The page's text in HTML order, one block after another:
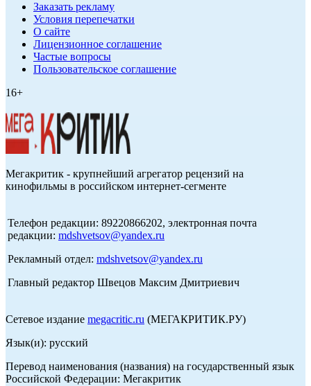
Заказать рекламу
Условия перепечатки
О сайте
Лицензионное соглашение
Частые вопросы
Пользовательское соглашение
16+
Мегакритик - крупнейший агрегатор рецензий на
кинофильмы в российском интернет-сегменте
Телефон редакции: 89220866202, электронная почта
редакции: mdshvetsov@yandex.ru
Рекламный отдел: mdshvetsov@yandex.ru
Главный редактор Швецов Максим Дмитриевич
Сетевое издание megacritic.ru (МЕГАКРИТИК.РУ)
Язык(и): русский
Перевод наименования (названия) на государственный язык
Российской Федерации: Мегакритик